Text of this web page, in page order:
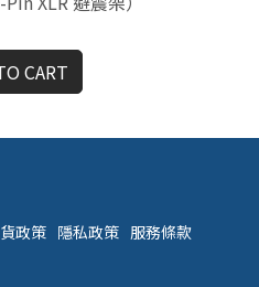
CART
政策 隱私政策 服務條款